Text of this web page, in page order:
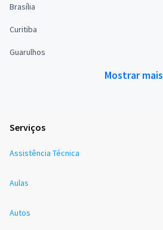
Brasília
Curitiba
Guarulhos
Mostrar mais
Serviços
Assistência Técnica
Aulas
Autos